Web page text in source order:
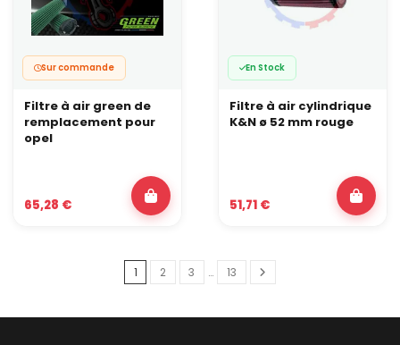
Sur commande
Filtre à air green de
remplacement pour
opel
65,28 €
En Stock
Filtre à air cylindrique
K&N ø 52 mm rouge
51,71 €
1 2 3 … 13